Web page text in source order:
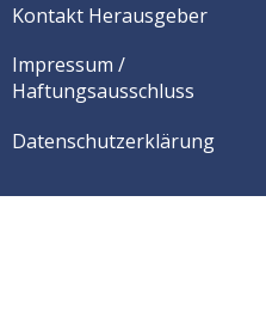
Kontakt Herausgeber
Impressum /
Haftungsausschluss
Datenschutzerklärung